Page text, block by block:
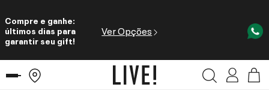
Compre e ganhe:
últimos dias para
garantir seu gift!
Ver Opções